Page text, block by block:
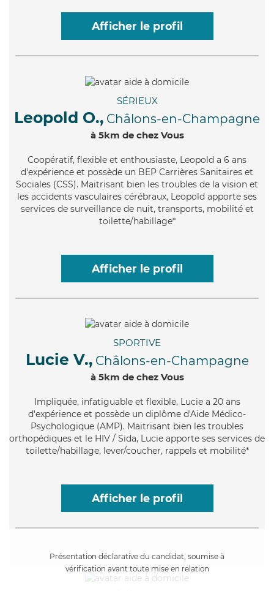
Afficher le profil
SÉRIEUX
Leopold O., Châlons-en-Champagne
à 5km de chez Vous
Coopératif, flexible et enthousiaste, Leopold a 6 ans
d'expérience et possède un BEP Carrières Sanitaires et
Sociales (CSS). Maitrisant bien les troubles de la vision et
les accidents vasculaires cérébraux, Leopold apporte ses
services de surveillance de nuit, transports, mobilité et
toilette/habillage*
Afficher le profil
SPORTIVE
Lucie V., Châlons-en-Champagne
à 5km de chez Vous
Impliquée, infatiguable et flexible, Lucie a 20 ans
d'expérience et possède un diplôme d'Aide Médico-
Psychologique (AMP). Maitrisant bien les troubles
orthopédiques et le HIV / Sida, Lucie apporte ses services de
toilette/habillage, lever/coucher, rappels et mobilité*
Afficher le profil
Présentation déclarative du candidat, soumise à
vérification avant toute mise en relation